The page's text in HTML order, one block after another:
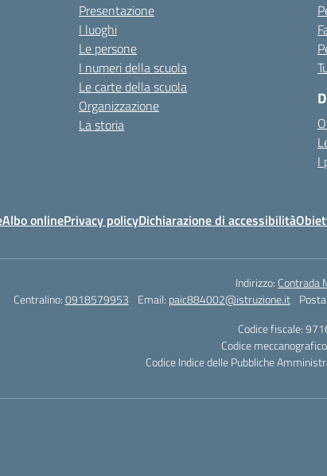
Presentazione
I luoghi
Le persone
I numeri della scuola
Le carte della scuola
Organizzazione
La storia
I
Albo onlinePrivacy policyDichiarazione di accessibilità
Indirizzo: Contrada
Centralino:0918579953 Email: paic884002@istruzione.it
Codice fiscale:
Codice
Codice Indice delle Pubbliche